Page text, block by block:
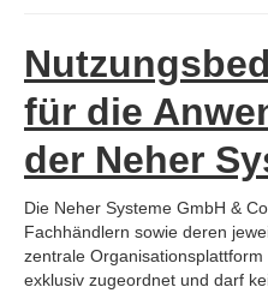
für die
der Neher
Die Neher Systeme GmbH &
Fachhändlern sowie deren
zentrale
exklusiv zugeordnet und darf